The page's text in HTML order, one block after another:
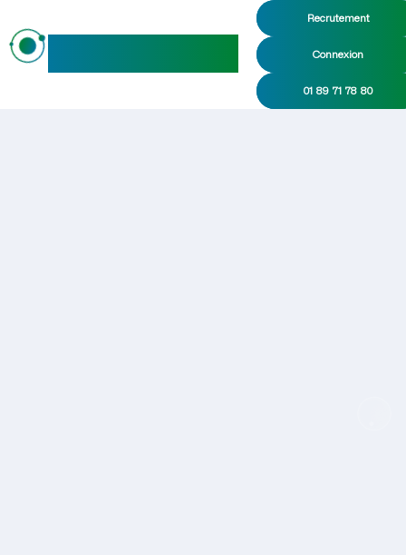
Recrutement
Connexion
01 89 71 78 80